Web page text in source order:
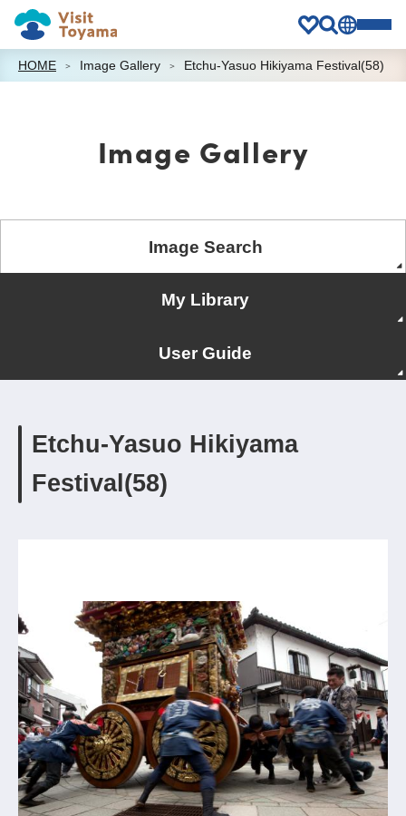
HOME Image Gallery Etchu-Yasuo Hikiyama Festival(58)
Image Gallery
Image Search
My Library
User Guide
Etchu-Yasuo Hikiyama
Festival(58)